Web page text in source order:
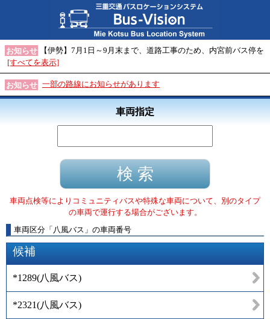
お知らせ
【伊勢】7月1日～9月末まで、道路工事のため、内宮前バス停を
[すべてを表示]
お知らせ 一部の路線にお知らせがあります
車両指定
車両点検等によりコミュニティバスや特殊な車両について、別のタイプ
の車両で運行する場合がございます。
車両区分 「 八風バス 」 の車両番号
候補
*1289(八風バス)
*2321(八風バス)